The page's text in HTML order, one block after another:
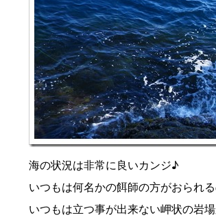
海の状況は非常に良いカンジ♪
いつもは何名かの餌師の方がおられ
いつもは立つ事が出来ない岬状の岩